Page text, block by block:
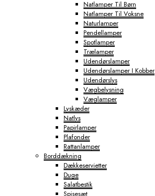
Natlamper Til Børn
Natlamper Til Voksne
Naturlamper
Pendellamper
Spotlamper
Trælamper
Udendørslamper
Udendørslamper I Kobber
Udendørslys
Vægbelysning
Væglamper
Lyskæder
Natlys
Papirlamper
Plafonder
Rattanlamper
Borddækning
Dækkeservietter
Duge
Salatbestik
Spisesæt